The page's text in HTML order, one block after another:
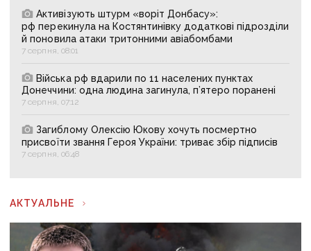
Активізують штурм «воріт Донбасу»:
рф перекинула на Костянтинівку додаткові підрозділи
й поновила атаки тритонними авіабомбами
7 серпня, 08:01
Війська рф вдарили по 11 населених пунктах
Донеччини: одна людина загинула, п’ятеро поранені
7 серпня, 07:12
Загиблому Олексію Юкову хочуть посмертно
присвоїти звання Героя України: триває збір підписів
7 серпня, 06:48
АКТУАЛЬНЕ